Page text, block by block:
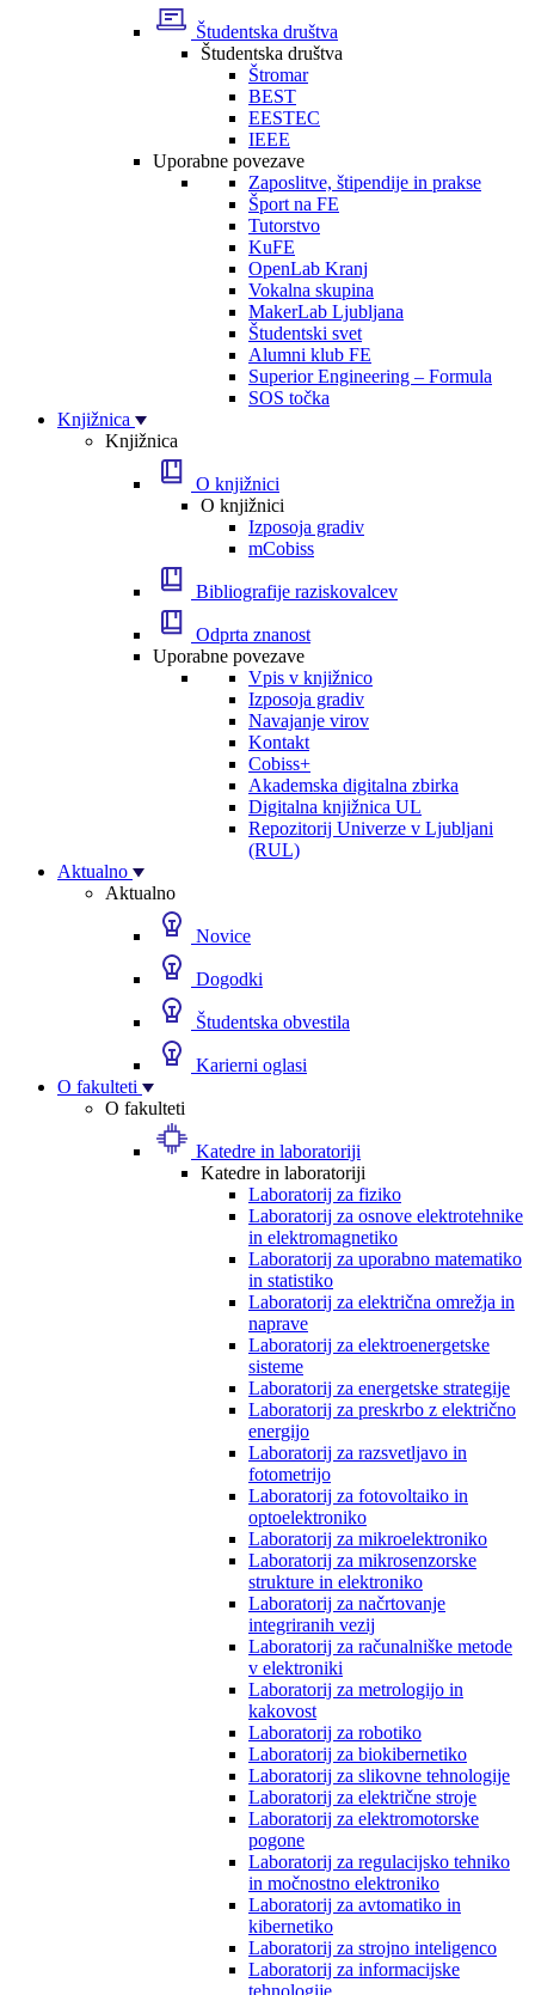
Študentska društva
Študentska društva
Štromar
BEST
EESTEC
IEEE
Uporabne povezave
Zaposlitve, štipendije in prakse
Šport na FE
Tutorstvo
KuFE
OpenLab Kranj
Vokalna skupina
MakerLab Ljubljana
Študentski svet
Alumni klub FE
Superior Engineering – Formula
SOS točka
Knjižnica
Knjižnica
O knjižnici
O knjižnici
Izposoja gradiv
mCobiss
Bibliografije raziskovalcev
Odprta znanost
Uporabne povezave
Vpis v knjižnico
Izposoja gradiv
Navajanje virov
Kontakt
Cobiss+
Akademska digitalna zbirka
Digitalna knjižnica UL
Repozitorij Univerze v Ljubljani
(RUL)
Aktualno
Aktualno
Novice
Dogodki
Študentska obvestila
Karierni oglasi
O fakulteti
O fakulteti
Katedre in laboratoriji
Katedre in laboratoriji
Laboratorij za fiziko
Laboratorij za osnove elektrotehnike
in elektromagnetiko
Laboratorij za uporabno matematiko
in statistiko
Laboratorij za električna omrežja in
naprave
Laboratorij za elektroenergetske
sisteme
Laboratorij za energetske strategije
Laboratorij za preskrbo z električno
energijo
Laboratorij za razsvetljavo in
fotometrijo
Laboratorij za fotovoltaiko in
optoelektroniko
Laboratorij za mikroelektroniko
Laboratorij za mikrosenzorske
strukture in elektroniko
Laboratorij za načrtovanje
integriranih vezij
Laboratorij za računalniške metode
v elektroniki
Laboratorij za metrologijo in
kakovost
Laboratorij za robotiko
Laboratorij za biokibernetiko
Laboratorij za slikovne tehnologije
Laboratorij za električne stroje
Laboratorij za elektromotorske
pogone
Laboratorij za regulacijsko tehniko
in močnostno elektroniko
Laboratorij za avtomatiko in
kibernetiko
Laboratorij za strojno inteligenco
Laboratorij za informacijske
tehnologije